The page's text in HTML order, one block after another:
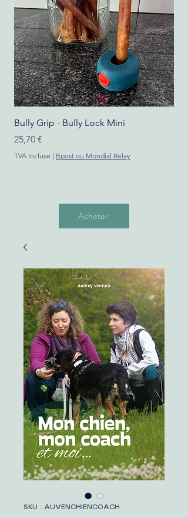
Bully Grip - Bully Lock Mini
Prix
25,70 €
TVA Incluse | Bpost ou Mondial Relay
Acheter
SKU : AUVENCHIENCOACH